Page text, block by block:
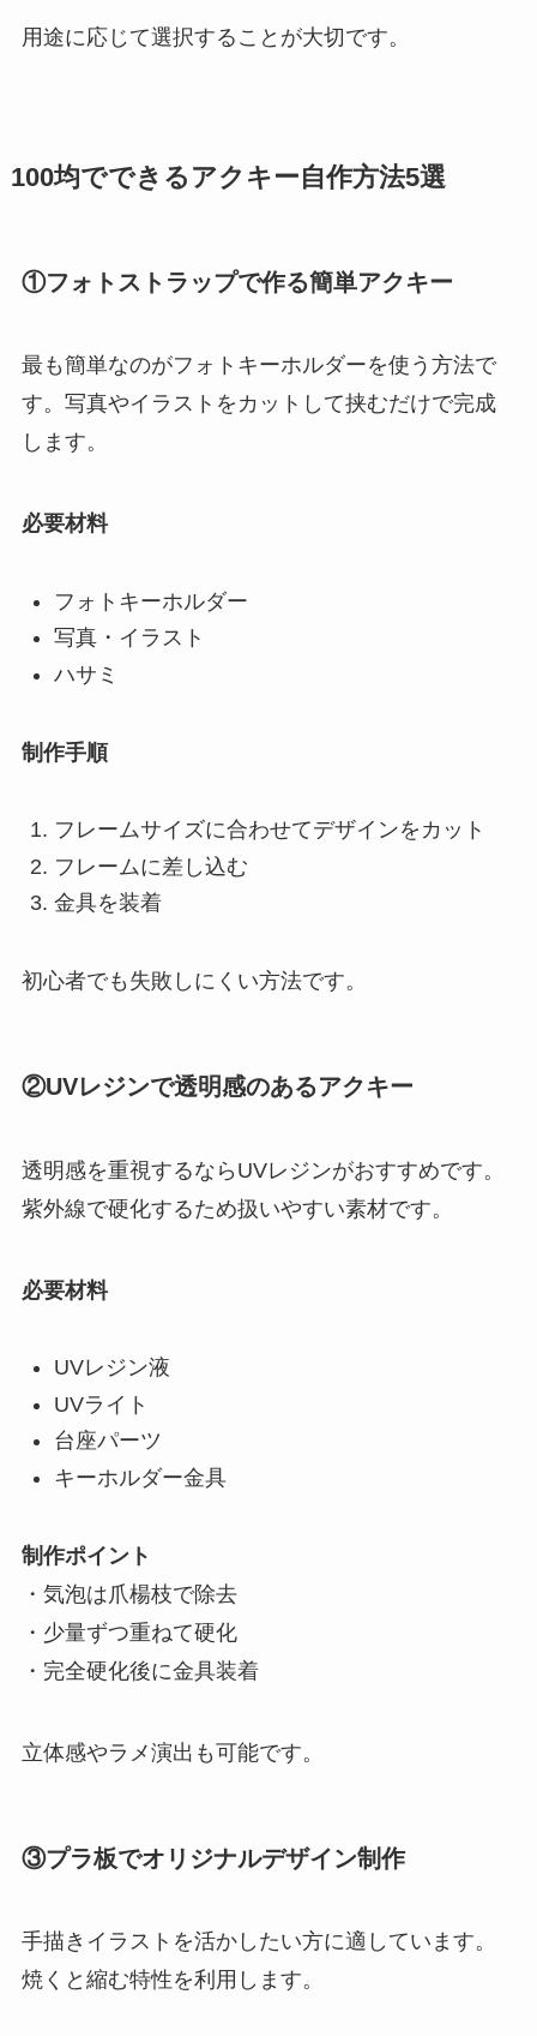
用途に応じて選択することが大切です。
100均でできるアクキー自作方法5選
①フォトストラップで作る簡単アクキー
最も簡単なのがフォトキーホルダーを使う方法で
す。写真やイラストをカットして挟むだけで完成
します。
必要材料
フォトキーホルダー
写真・イラスト
ハサミ
制作手順
フレームサイズに合わせてデザインをカット
フレームに差し込む
金具を装着
初心者でも失敗しにくい方法です。
②UVレジンで透明感のあるアクキー
透明感を重視するならUVレジンがおすすめです。
紫外線で硬化するため扱いやすい素材です。
必要材料
UVレジン液
UVライト
台座パーツ
キーホルダー金具
制作ポイント
・気泡は爪楊枝で除去
・少量ずつ重ねて硬化
・完全硬化後に金具装着
立体感やラメ演出も可能です。
③プラ板でオリジナルデザイン制作
手描きイラストを活かしたい方に適しています。
焼くと縮む特性を利用します。